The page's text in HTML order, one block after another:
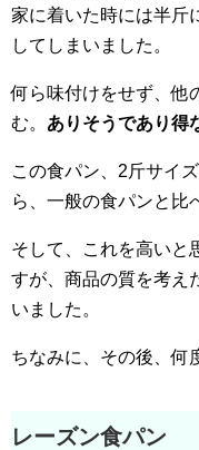
家に着いた時には半斤
してしまいました。
何ら味付けをせず、他
む。 ありそうであり得
この食パン、2斤サイ
ら、一般の食パンと比
そして、これを高いと
すが、商品の質を考え
いました。
ちなみに、その後、何
レーズン食パン